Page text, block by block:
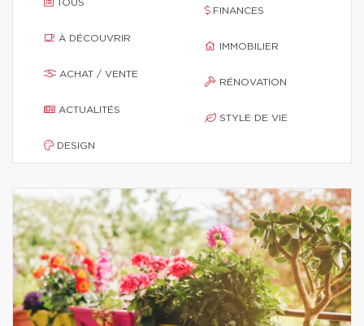
TOUS
À DÉCOUVRIR
ACHAT / VENTE
ACTUALITÉS
DESIGN
FINANCES
IMMOBILIER
RÉNOVATION
STYLE DE VIE